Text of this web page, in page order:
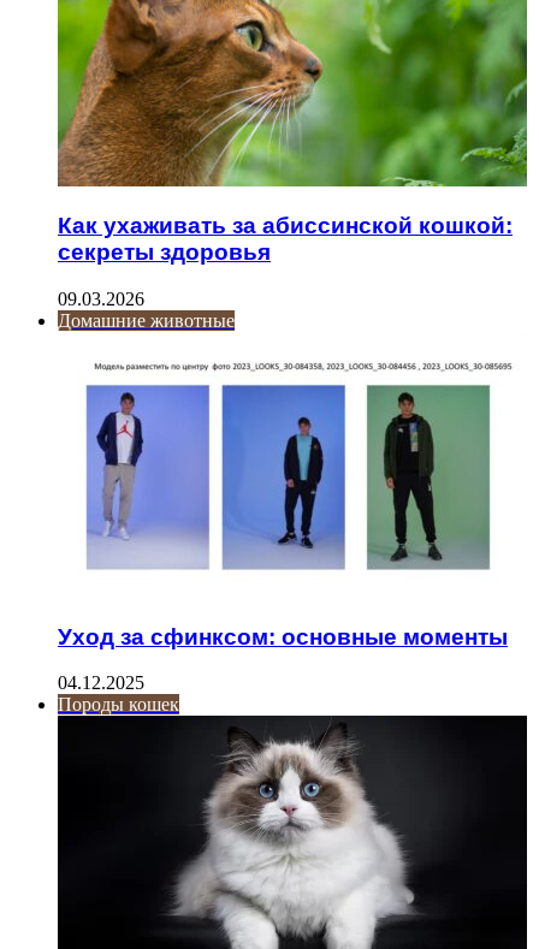
Как ухаживать за абиссинской кошкой:
секреты здоровья
09.03.2026
Домашние животные
Уход за сфинксом: основные моменты
04.12.2025
Породы кошек